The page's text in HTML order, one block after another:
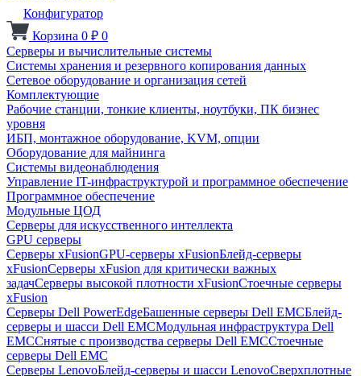
Конфигуратор
Корзина 0 ₽ 0
Серверы и вычислительные системы
Системы хранения и резервного копирования данных
Сетевое оборудование и организация сетей
Комплектующие
Рабочие станции, тонкие клиенты, ноутбуки, ПК бизнес
уровня
ИБП, монтажное оборудование, KVM, опции
Оборудование для майнинга
Системы видеонаблюдения
Управление IT-инфраструктурой и программное обеспечение
Программное обеспечение
Модульные ЦОД
Серверы для искусственного интеллекта
GPU серверы
Серверы xFusionGPU-серверы xFusionБлейд-серверы
xFusionСерверы xFusion для критически важных
задачСерверы высокой плотности xFusionСтоечные серверы
xFusion
Серверы Dell PowerEdgeБашенные серверы Dell EMCБлейд-
серверы и шасси Dell EMCМодульная инфраструктура Dell
EMCСнятые с производства серверы Dell EMCСтоечные
серверы Dell EMC
Серверы LenovoБлейд-серверы и шасси LenovoСверхплотные